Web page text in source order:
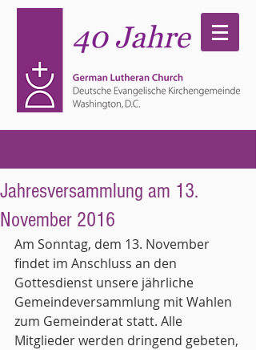
Jahresversammlung am 13.
November 2016
Am Sonntag, dem 13. November
findet im Anschluss an den
Gottesdienst unsere jährliche
Gemeindeversammlung mit Wahlen
zum Gemeinderat statt. Alle
Mitglieder werden dringend gebeten,